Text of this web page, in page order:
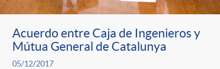
Acuerdo entre Caja de Ingenieros y
Mútua General de Catalunya
05/12/2017